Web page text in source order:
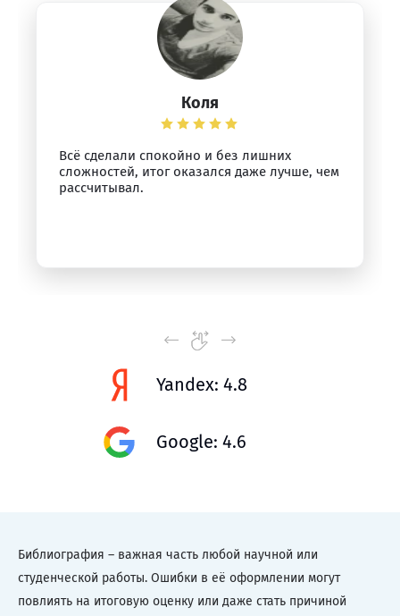
Коля
Всё сделали спокойно и без лишних
сложностей, итог оказался даже лучше, чем
рассчитывал.
Yandex: 4.8
Google: 4.6
Библиография – важная часть любой научной или
студенческой работы. Ошибки в её оформлении могут
повлиять на итоговую оценку или даже стать причиной